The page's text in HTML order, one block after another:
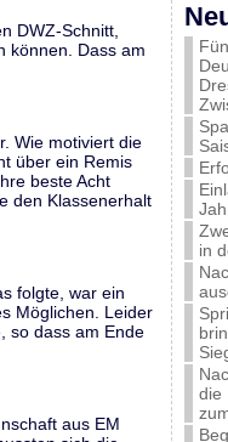
DWZ-Schnitt,
können. Dass am
Wie motiviert die
über ein Remis
beste Acht
den Klassenerhalt
folgte, war ein
Möglichen. Leider
so dass am Ende
aus EM
in
die